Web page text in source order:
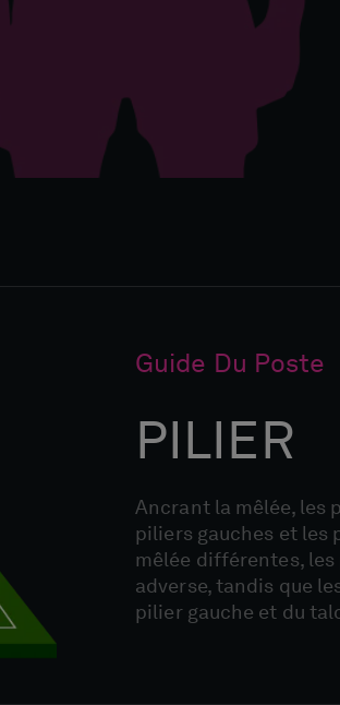
Guide Du Poste
PILIER
Ancrant la mêlée, les
piliers gauches et les
mêlée différentes,
adverse, tandis que
pilier gauche et du